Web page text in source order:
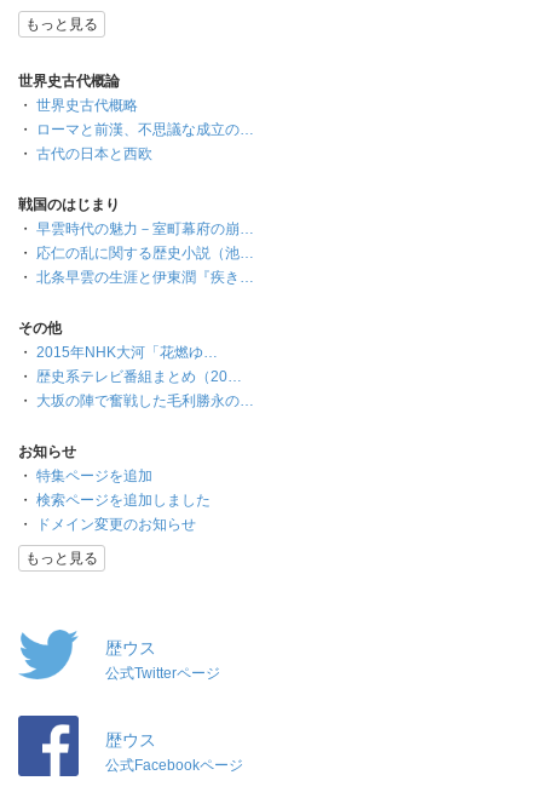
もっと見る
世界史古代概論
・ 世界史古代概略
・
ローマと前漢、不思議な成立の…
・ 古代の日本と西欧
戦国のはじまり
・ 早雲時代の魅力－室町幕府の崩…
・
応仁の乱に関する歴史小説（池…
・ 北条早雲の生涯と伊東潤『疾き…
その他
・ 2015年NHK大河「花燃ゆ…
・ 歴史系テレビ番組まとめ（20…
・ 大坂の陣で奮戦した毛利勝永の…
お知らせ
・ 特集ページを追加
・ 検索ページを追加しました
・
ドメイン変更のお知らせ
もっと見る
歴ウス
公式Twitterページ
歴ウス
公式Facebookページ